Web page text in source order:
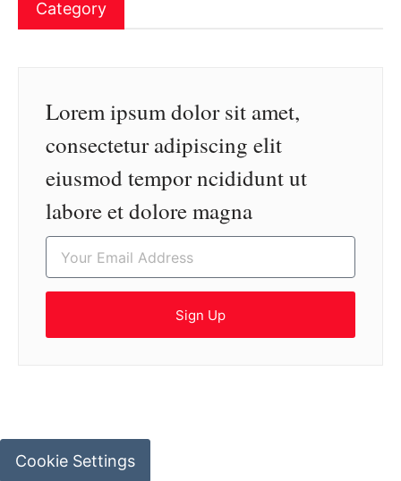
Category
Lorem ipsum dolor sit amet,
consectetur adipiscing elit
eiusmod tempor ncididunt ut
labore et dolore magna
Sign Up
Cookie Settings